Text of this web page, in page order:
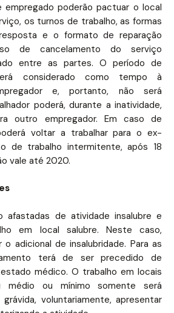
empregado poderão pactuar o local
os turnos de trabalho, as formas
e o formato de reparação
de cancelamento do serviço
entre as partes. O período de
considerado como tempo à
e, portanto, não será
poderá, durante a inatividade,
outro empregador. Em caso de
voltar a trabalhar para o ex-
de trabalho intermitente, após 18
vale até 2020.
afastadas de atividade insalubre e
em local salubre. Neste caso,
adicional de insalubridade. Para as
terá de ser precedido de
médico. O trabalho em locais
médio ou mínimo somente será
voluntariamente, apresentar